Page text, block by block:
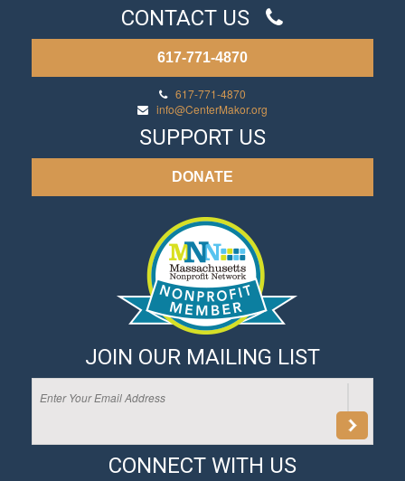
CONTACT US
617-771-4870
617-771-4870
info@CenterMakor.org
SUPPORT US
DONATE
JOIN OUR MAILING LIST
CONNECT WITH US